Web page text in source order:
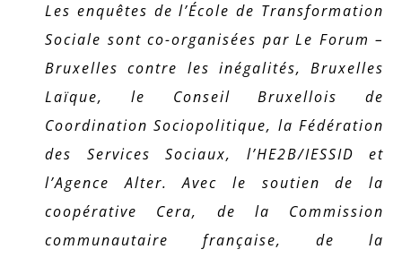
Les enquêtes de l’École de Transformation
Sociale sont co-organisées par Le Forum –
Bruxelles contre les inégalités, Bruxelles
Laïque, le Conseil Bruxellois de
Coordination Sociopolitique, la Fédération
des Services Sociaux, l’HE2B/IESSID et
l’Agence Alter.
Avec le soutien de la
coopérative Cera, de la Commission
communautaire française, de la